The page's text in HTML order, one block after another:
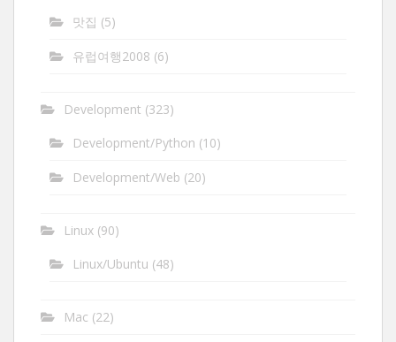
맛집 (5)
유럽여행2008 (6)
Development (323)
Development/Python (10)
Development/Web (20)
Linux (90)
Linux/Ubuntu (48)
Mac (22)